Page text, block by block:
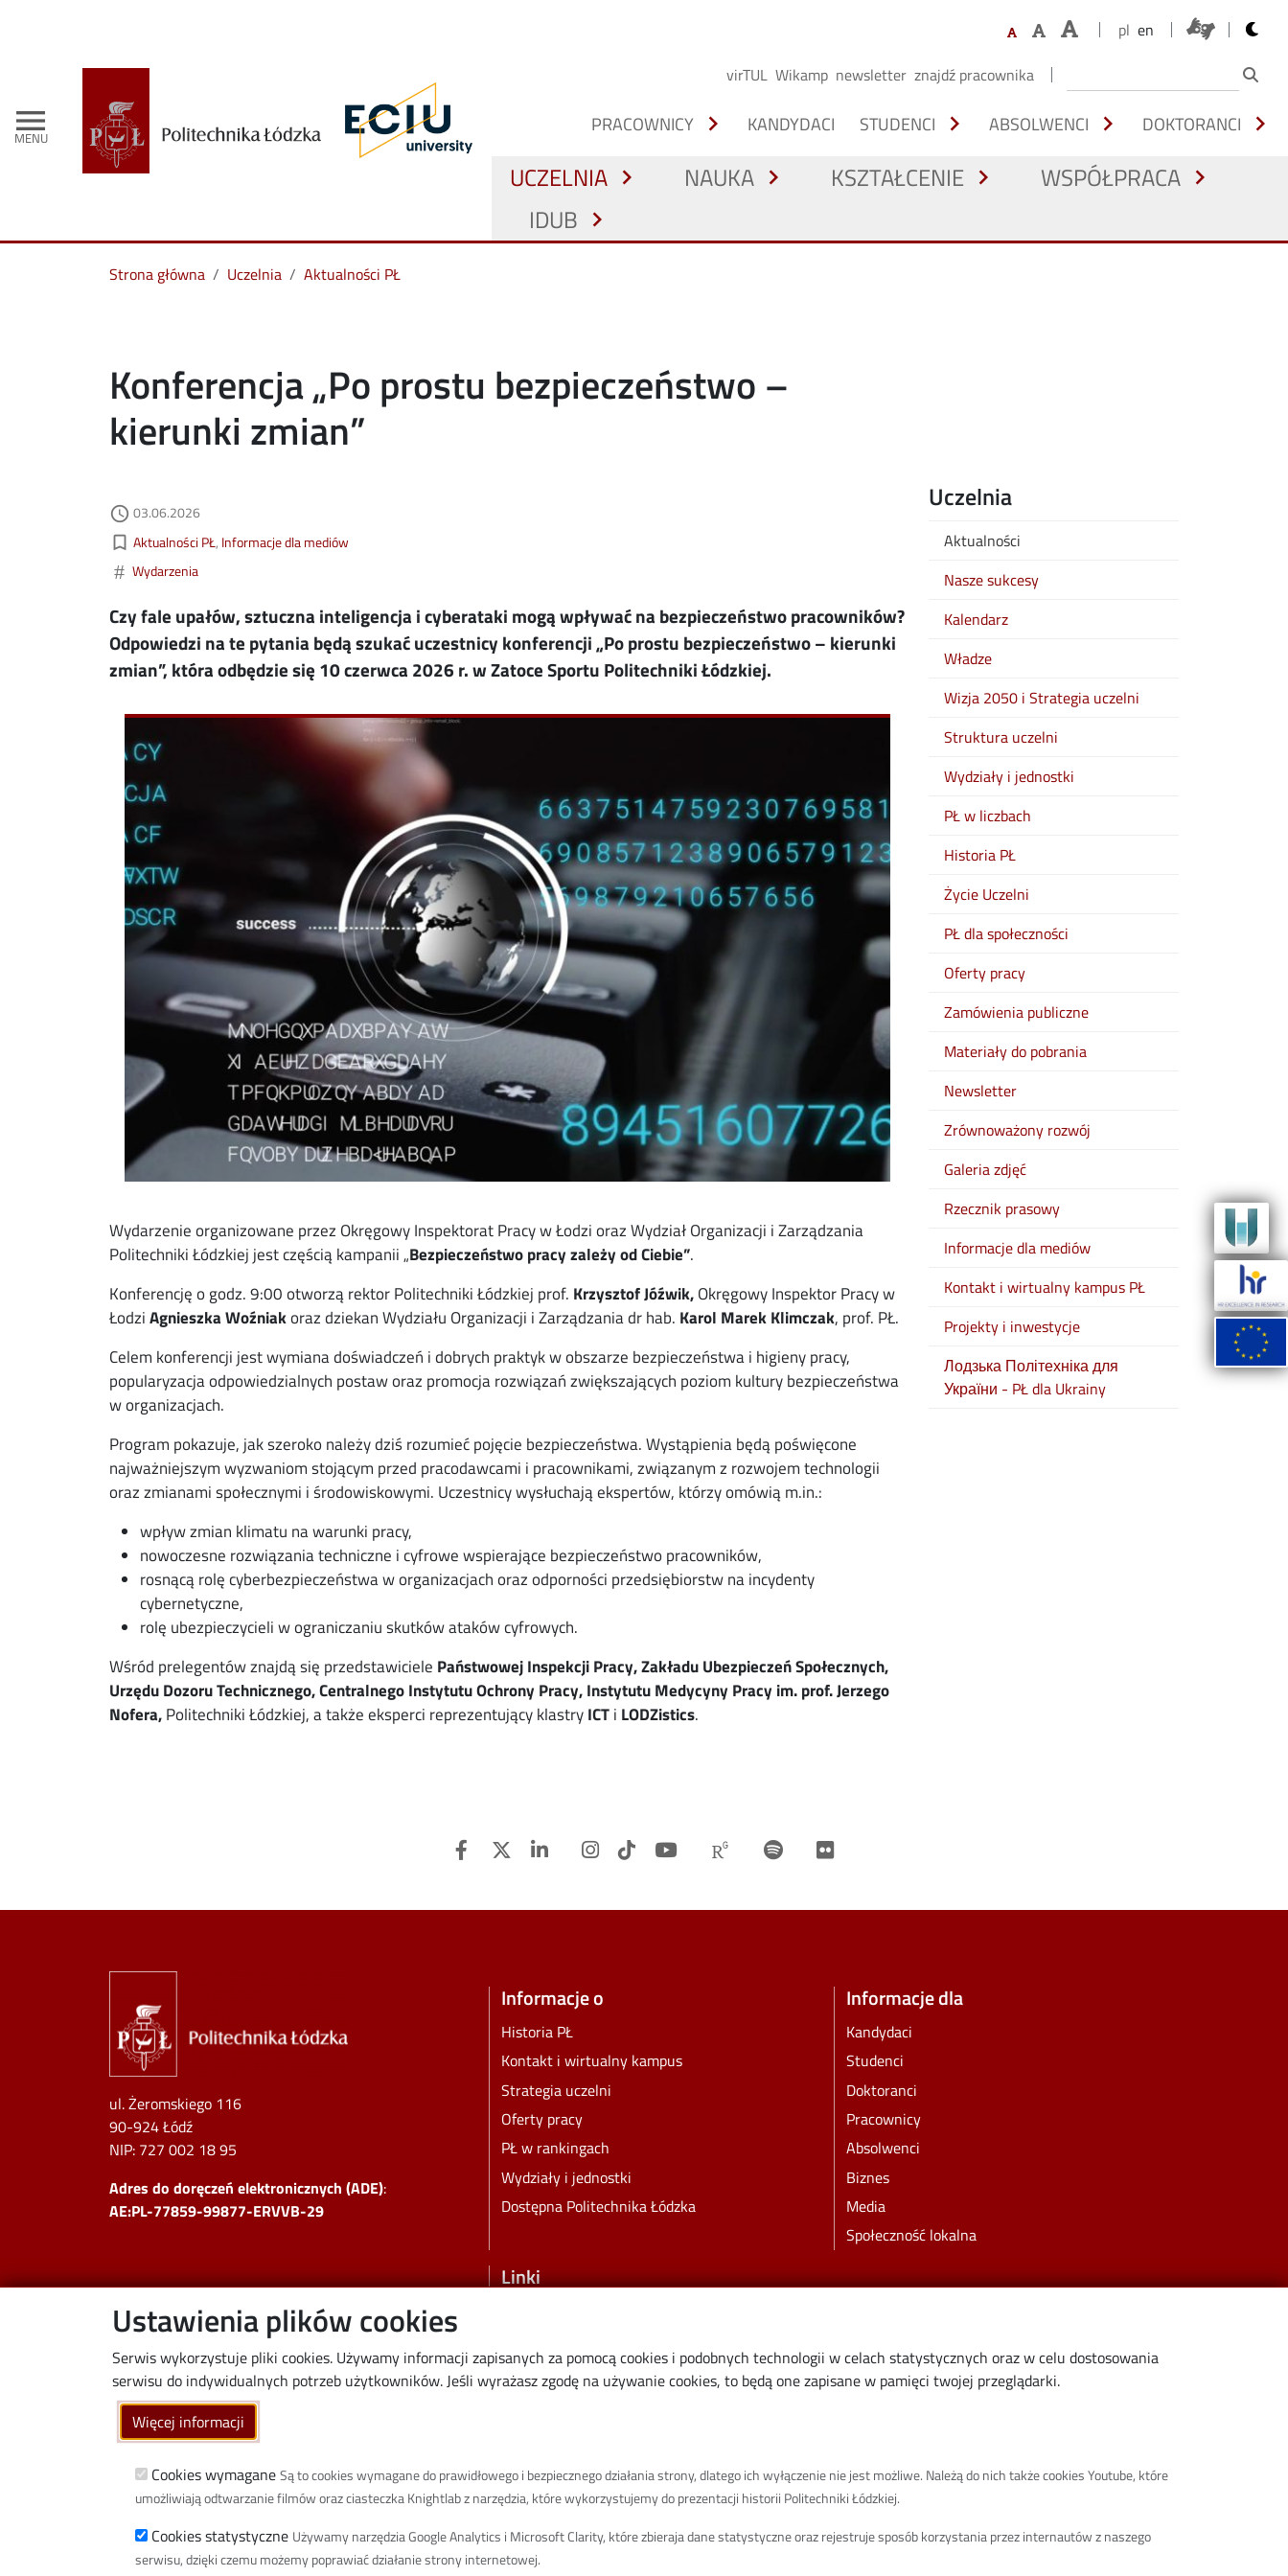
Ustawienia plików cookies
Serwis wykorzystuje pliki cookies. Używamy informacji zapisanych za pomocą cookies i podobnych technologii w celach statystycznych oraz w celu dostosowania
serwisu do indywidualnych potrzeb użytkowników. Jeśli wyrażasz zgodę na używanie cookies, to będą one zapisane w pamięci twojej przeglądarki.
Więcej informacji
Cookies wymaganeSą to cookies wymagane do prawidłowego i bezpiecznego działania strony, dlatego ich wyłączenie nie jest możliwe. Należą do nich także cookies Youtube, które
umożliwiają odtwarzanie filmów oraz ciasteczka Knightlab z narzędzia, które wykorzystujemy do prezentacji historii Politechniki Łódzkiej.
Cookies statystyczne Używamy narzędzia Google Analytics i Microsoft Clarity, które zbieraja dane statystyczne oraz rejestruje sposób korzystania przez internautów z naszego
serwisu, dzięki czemu możemy poprawiać działanie strony internetowej.
menu
MENU
pl en opens
virTUL Wikamp newsletter znajdź pracownika
PRACOWNICY chevron_right KANDYDACI STUDENCI chevron_right ABSOLWENCI chevron_right DOKTORANCI chevron_right
UCZELNIA chevron_right NAUKA chevron_right KSZTAŁCENIE chevron_right WSPÓŁPRACA chevron_right
IDUB chevron_right
Strona główna Uczelnia Aktualności PŁ
Konferencja „Po prostu bezpieczeństwo –
kierunki zmian”
access_time Data dodania
03.06.2026
bookmark_border Kategorie aktualności
Aktualności PŁ Informacje dla mediów
# Wydarzenia
Czy fale upałów, sztuczna inteligencja i cyberataki mogą wpływać na bezpieczeństwo pracowników?
Odpowiedzi na te pytania będą szukać uczestnicy konferencji „Po prostu bezpieczeństwo – kierunki
zmian”, która odbędzie się 10 czerwca 2026 r. w Zatoce Sportu Politechniki Łódzkiej.
Image
Wydarzenie organizowane przez Okręgowy Inspektorat Pracy w Łodzi oraz Wydział Organizacji i Zarządzania
Politechniki Łódzkiej jest częścią kampanii „Bezpieczeństwo pracy zależy od Ciebie”.
Konferencję o godz. 9:00 otworzą rektor Politechniki Łódzkiej prof. Krzysztof Jóźwik,Okręgowy Inspektor Pracy w
ŁodziAgnieszkaWoźniakoraz dziekan Wydziału Organizacji i Zarządzania dr hab. Karol Marek Klimczak, prof. PŁ.
Celem konferencji jest wymiana doświadczeń i dobrych praktyk w obszarze bezpieczeństwa i higieny pracy,
popularyzacja odpowiedzialnych postaw oraz promocja rozwiązań zwiększających poziom kultury bezpieczeństwa
w organizacjach.
Program pokazuje, jak szeroko należy dziś rozumieć pojęcie bezpieczeństwa. Wystąpienia będą poświęcone
najważniejszym wyzwaniom stojącym przed pracodawcami i pracownikami, związanym z rozwojem technologii
oraz zmianami społecznymi i środowiskowymi. Uczestnicy wysłuchają ekspertów, którzy omówią m.in.:
wpływ zmian klimatu na warunki pracy,
nowoczesne rozwiązania techniczne i cyfrowe wspierające bezpieczeństwo pracowników,
rosnącą rolę cyberbezpieczeństwa w organizacjach oraz odporności przedsiębiorstw na incydenty
cybernetyczne,
rolę ubezpieczycieli w ograniczaniu skutków ataków cyfrowych.
Wśród prelegentów znajdą się przedstawiciele Państwowej Inspekcji Pracy, Zakładu Ubezpieczeń Społecznych,
Urzędu Dozoru Technicznego, Centralnego Instytutu Ochrony Pracy, Instytutu Medycyny Pracy im. prof. Jerzego
Nofera,Politechniki Łódzkiej, a także eksperci reprezentujący klastryICTi LODZistics.
in new window
in new window
Uczelnia
Aktualności
Nasze sukcesy
Kalendarz
Władze
Wizja 2050 i Strategia uczelni
Struktura uczelni
Wydziały i jednostki
PŁ w liczbach
Historia PŁ
Życie Uczelni
PŁ dla społeczności
Oferty pracy
Zamówienia publiczne
Materiały do pobrania
Newsletter
Zrównoważony rozwój
Galeria zdjęć
Rzecznik prasowy
Informacje dla mediów
Kontakt i wirtualny kampus PŁ
Projekty i inwestycje
Лодзька Політехніка для
України - PŁ dla Ukrainy
Facebook
Twitter LinkedinInstagram
TiTok Youtube Researchgate
Spotify
ul. Żeromskiego 116
90-924 Łódź
NIP: 727 002 18 95
Adres do doręczeń elektronicznych (ADE):
AE:PL-77859-99877-ERVVB-29
Informacje o
Historia PŁ
Kontakt i wirtualny kampus
Strategia uczelni
Oferty pracy
PŁ w rankingach
Wydziały i jednostki
Dostępna Politechnika Łódzka
Informacje dla
Kandydaci
Studenci
Doktoranci
Pracownicy
Absolwenci
Biznes
Media
Społeczność lokalna
Linki
Biblioteka PŁ
Dyscypliny naukowe w PŁ
Klauzula RODO
Deklaracja dostępności cyfrowej